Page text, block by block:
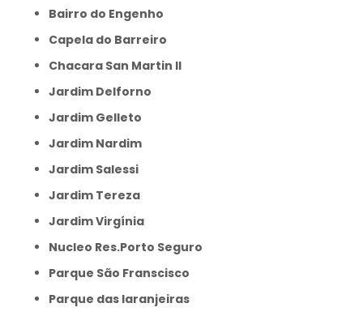
Bairro do Engenho
Capela do Barreiro
Chacara San Martin II
Jardim Delforno
Jardim Gelleto
Jardim Nardim
Jardim Salessi
Jardim Tereza
Jardim Virgínia
Nucleo Res.Porto Seguro
Parque São Franscisco
Parque das laranjeiras